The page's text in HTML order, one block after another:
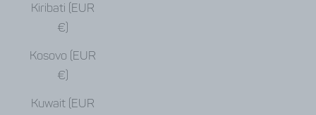
Kiribati (EUR
€)
Kosovo (EUR
€)
Kuwait (EUR